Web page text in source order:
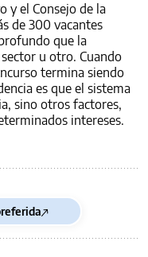
y el Consejo de la
de 300 vacantes
que la
u otro. Cuando
termina siendo
es que el sistema
sino otros factores,
intereses.